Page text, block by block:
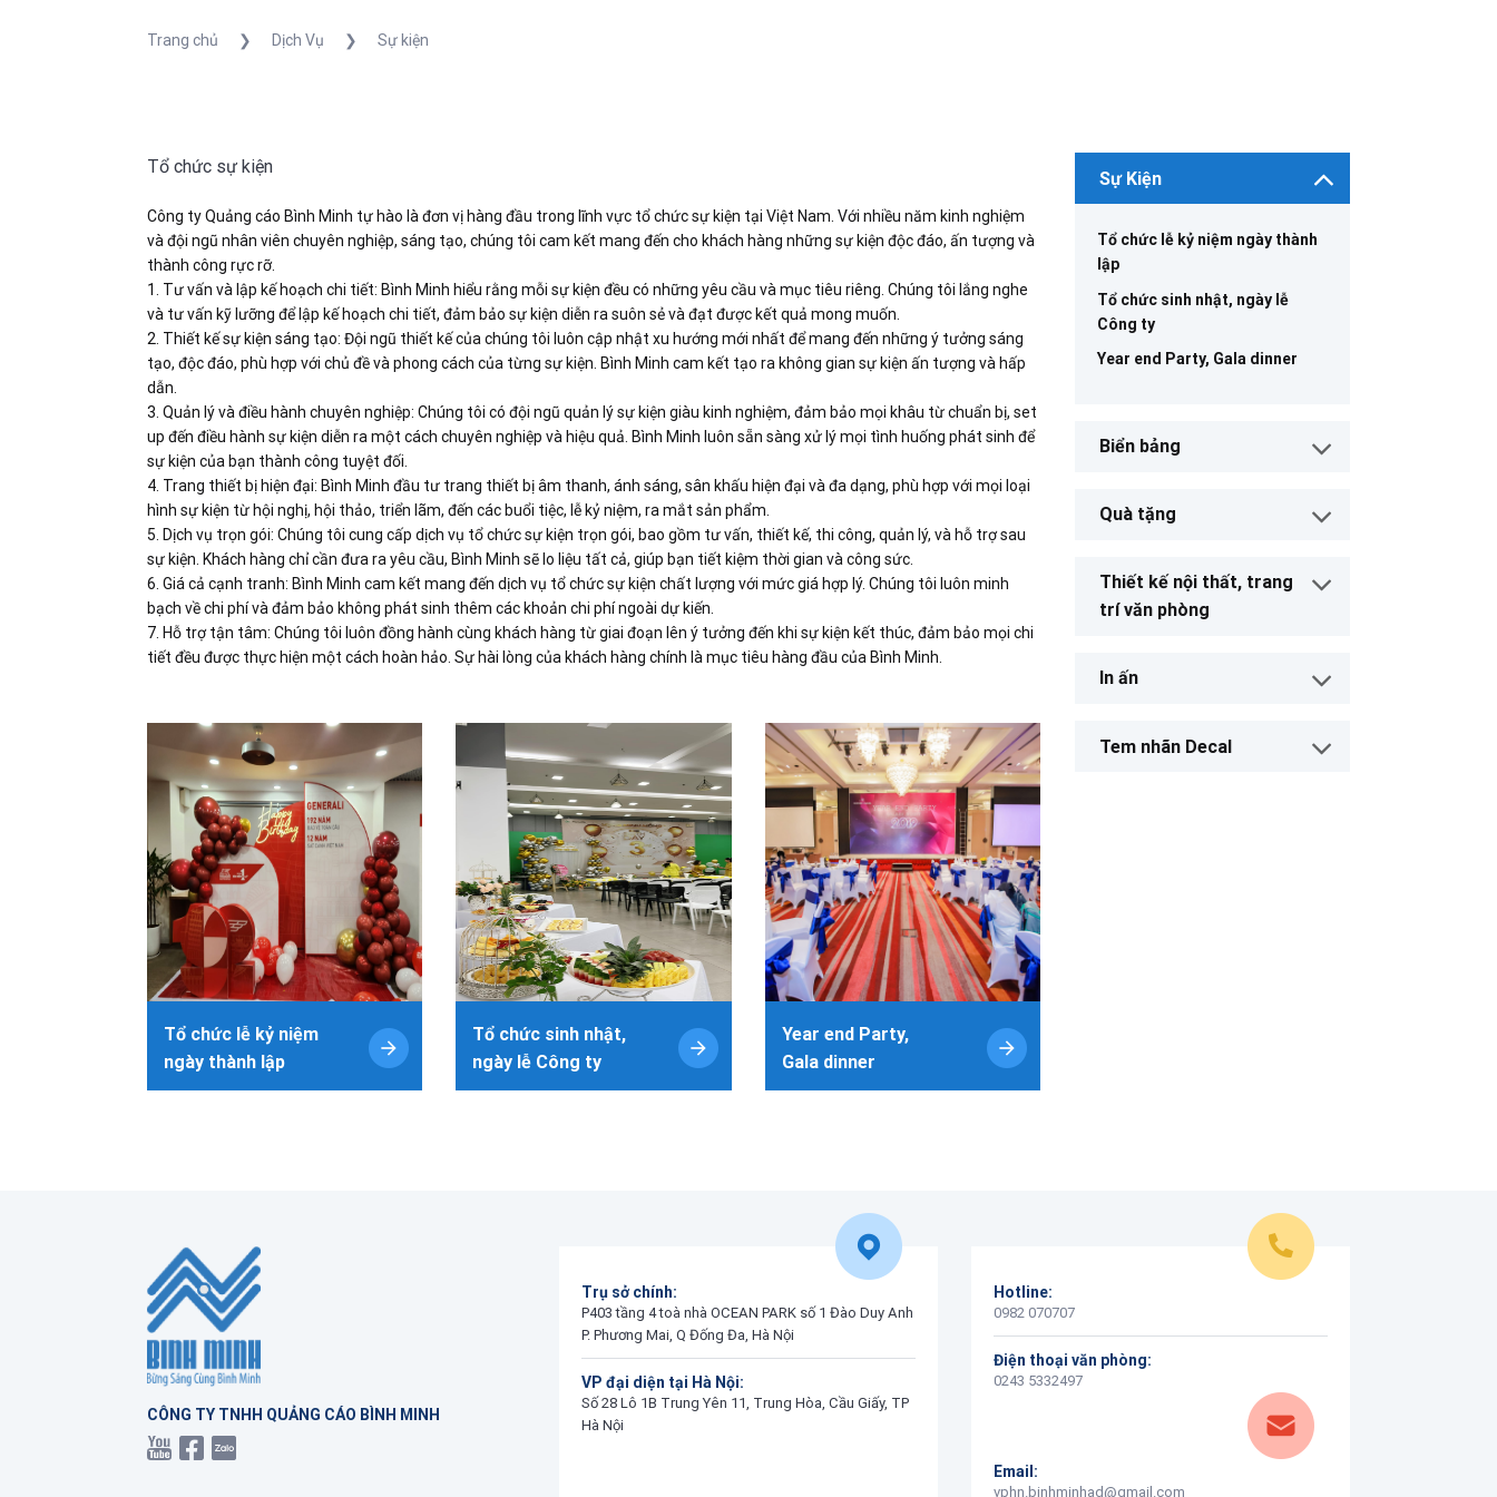
Trang chủ ❯ Dịch Vụ ❯ Sự kiện
Tổ chức sự kiện
Công ty Quảng cáo Bình Minh tự hào là đơn vị hàng đầu trong lĩnh vực tổ chức sự kiện tại Việt Nam. Với nhiều năm kinh nghiệm
và đội ngũ nhân viên chuyên nghiệp, sáng tạo, chúng tôi cam kết mang đến cho khách hàng những sự kiện độc đáo, ấn tượng và
thành công rực rỡ.
1. Tư vấn và lập kế hoạch chi tiết: Bình Minh hiểu rằng mỗi sự kiện đều có những yêu cầu và mục tiêu riêng. Chúng tôi lắng nghe
và tư vấn kỹ lưỡng để lập kế hoạch chi tiết, đảm bảo sự kiện diễn ra suôn sẻ và đạt được kết quả mong muốn.
2. Thiết kế sự kiện sáng tạo: Đội ngũ thiết kế của chúng tôi luôn cập nhật xu hướng mới nhất để mang đến những ý tưởng sáng
tạo, độc đáo, phù hợp với chủ đề và phong cách của từng sự kiện. Bình Minh cam kết tạo ra không gian sự kiện ấn tượng và hấp
dẫn.
3. Quản lý và điều hành chuyên nghiệp: Chúng tôi có đội ngũ quản lý sự kiện giàu kinh nghiệm, đảm bảo mọi khâu từ chuẩn bị, set
up đến điều hành sự kiện diễn ra một cách chuyên nghiệp và hiệu quả. Bình Minh luôn sẵn sàng xử lý mọi tình huống phát sinh để
sự kiện của bạn thành công tuyệt đối.
4. Trang thiết bị hiện đại: Bình Minh đầu tư trang thiết bị âm thanh, ánh sáng, sân khấu hiện đại và đa dạng, phù hợp với mọi loại
hình sự kiện từ hội nghị, hội thảo, triển lãm, đến các buổi tiệc, lễ kỷ niệm, ra mắt sản phẩm.
5. Dịch vụ trọn gói: Chúng tôi cung cấp dịch vụ tổ chức sự kiện trọn gói, bao gồm tư vấn, thiết kế, thi công, quản lý, và hỗ trợ sau
sự kiện. Khách hàng chỉ cần đưa ra yêu cầu, Bình Minh sẽ lo liệu tất cả, giúp bạn tiết kiệm thời gian và công sức.
6. Giá cả cạnh tranh: Bình Minh cam kết mang đến dịch vụ tổ chức sự kiện chất lượng với mức giá hợp lý. Chúng tôi luôn minh
bạch về chi phí và đảm bảo không phát sinh thêm các khoản chi phí ngoài dự kiến.
7. Hỗ trợ tận tâm: Chúng tôi luôn đồng hành cùng khách hàng từ giai đoạn lên ý tưởng đến khi sự kiện kết thúc, đảm bảo mọi chi
tiết đều được thực hiện một cách hoàn hảo. Sự hài lòng của khách hàng chính là mục tiêu hàng đầu của Bình Minh.
Tổ chức lễ kỷ niệm
ngày thành lập
Tổ chức sinh nhật,
ngày lễ Công ty
Year end Party,
Gala dinner
Sự Kiện
Tổ chức lễ kỷ niệm ngày thành
lập
Tổ chức sinh nhật, ngày lễ
Công ty
Year end Party, Gala dinner
Biển bảng
Quà tặng
Thiết kế nội thất, trang
trí văn phòng
In ấn
Tem nhãn Decal
CÔNG TY TNHH QUẢNG CÁO BÌNH MINH
Trụ sở chính:
P403 tầng 4 toà nhà OCEAN PARK số 1 Đào Duy Anh
P. Phương Mai, Q Đống Đa, Hà Nội
VP đại diện tại Hà Nội:
Số 28 Lô 1B Trung Yên 11, Trung Hòa, Cầu Giấy, TP
Hà Nội
Hotline:
0982 070707
Điện thoại văn phòng:
0243 5332497
Email:
vphn.binhminhad@gmail.com